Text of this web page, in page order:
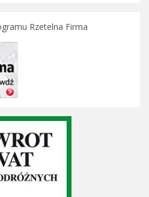
Rzetelna Firma